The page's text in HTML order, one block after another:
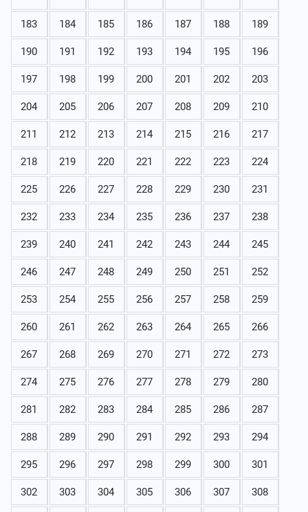
183 184 185 186 187 188 189
190 191 192 193 194 195 196
197 198 199 200 201 202 203
204 205 206 207 208 209 210
211 212 213 214 215 216 217
218 219 220 221 222 223 224
225 226 227 228 229 230 231
232 233 234 235 236 237 238
239 240 241 242 243 244 245
246 247 248 249 250 251 252
253 254 255 256 257 258 259
260 261 262 263 264 265 266
267 268 269 270 271 272 273
274 275 276 277 278 279 280
281 282 283 284 285 286 287
288 289 290 291 292 293 294
295 296 297 298 299 300 301
302 303 304 305 306 307 308